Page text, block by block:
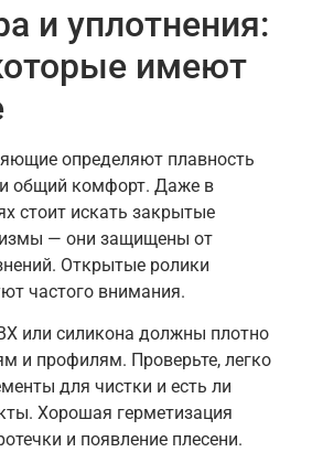
и уплотнения:
имеют
определяют плавность
общий комфорт. Даже в
стоит искать закрытые
— они защищены от
Открытые ролики
частого внимания.
или силикона должны плотно
и профилям. Проверьте, легко
для чистки и есть ли
Хорошая герметизация
и появление плесени.